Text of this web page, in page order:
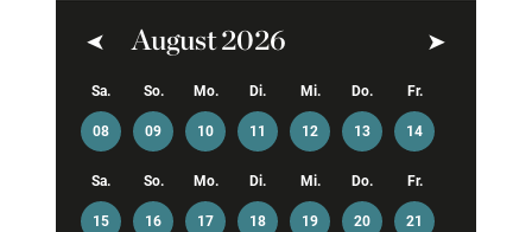
August 2026
Sa.
08
So.
09
Mo.
10
Di.
11
Mi.
12
Do.
13
Fr.
14
Sa.
15
So.
16
Mo.
17
Di.
18
Mi.
19
Do.
20
Fr.
21
Zurück